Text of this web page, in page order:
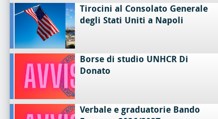
Tirocini al Consolato Generale
degli Stati Uniti a Napoli
Borse di studio UNHCR Di
Donato
Verbale e graduatorie Bando